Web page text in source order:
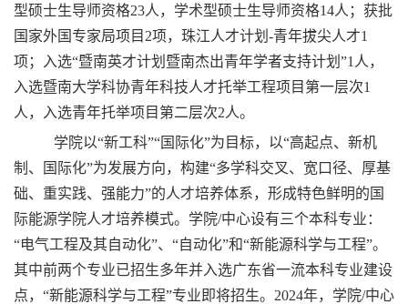
型硕士生导师资格23人，学术型硕士生导师资格14人；获批
国家外国专家局项目2项，珠江人才计划-青年拔尖人才1
项；入选“暨南英才计划暨南杰出青年学者支持计划”1人，
入选暨南大学科协青年科技人才托举工程项目第一层次1
人，入选青年托举项目第二层次2人。
学院以“新工科”“国际化”为目标，以“高起点、新机
制、国际化”为发展方向，构建“多学科交叉、宽口径、厚基
础、重实践、强能力”的人才培养体系，形成特色鲜明的国
际能源学院人才培养模式。学院/中心设有三个本科专业：
“电气工程及其自动化”、“自动化”和“新能源科学与工程”。
其中前两个专业已招生多年并入选广东省一流本科专业建设
点，“新能源科学与工程”专业即将招生。2024年，学院/中心